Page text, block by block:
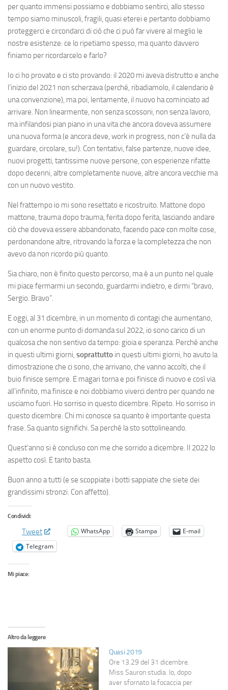
per quanto immensi possiamo e dobbiamo sentirci, allo stesso
tempo siamo minuscoli, fragili, quasi eterei e pertanto dobbiamo
proteggerci e circondarci di ciò che ci può far vivere al meglio le
nostre esistenze: ce lo ripetiamo spesso, ma quanto davvero
finiamo per ricordarcelo e farlo?
Io ci ho provato e ci sto provando: il 2020 mi aveva distrutto e anche
l’inizio del 2021 non scherzava (perché, ribadiamolo, il calendario è
una convenzione), ma poi, lentamente, il nuovo ha cominciato ad
arrivare. Non linearmente, non senza scossoni, non senza lavoro,
ma infilandosi pian piano in una vita che ancora doveva assumere
una nuova forma (e ancora deve, work in progress, non c’è nulla da
guardare, circolare, su!). Con tentativi, false partenze, nuove idee,
nuovi progetti, tantissime nuove persone, con esperienze rifatte
dopo decenni, altre completamente nuove, altre ancora vecchie ma
con un nuovo vestito.
Nel frattempo io mi sono resettato e ricostruito. Mattone dopo
mattone, trauma dopo trauma, ferita dopo ferita, lasciando andare
ciò che doveva essere abbandonato, facendo pace con molte cose,
perdonandone altre, ritrovando la forza e la completezza che non
avevo da non ricordo più quanto.
Sia chiaro, non è finito questo percorso, ma è a un punto nel quale
mi piace fermarmi un secondo, guardarmi indietro, e dirmi “bravo,
Sergio. Bravo”.
E oggi, al 31 dicembre, in un momento di contagi che aumentano,
con un enorme punto di domanda sul 2022, io sono carico di un
qualcosa che non sentivo da tempo: gioia e speranza. Perché anche
in questi ultimi giorni, soprattutto in questi ultimi giorni, ho avuto la
dimostrazione che ci sono, che arrivano, che vanno accolti, che il
buio finisce sempre. E magari torna e poi finisce di nuovo e così via
all’infinito, ma finisce e noi dobbiamo viverci dentro per quando ne
usciamo fuori. Ho sorriso in questo dicembre. Ripeto. Ho sorriso in
questo dicembre. Chi mi conosce sa quanto è importante questa
frase. Sa quanto significhi. Sa perché la sto sottolineando.
Quest’anno si è concluso con me che sorrido a dicembre. Il 2022 lo
aspetto così. E tanto basta.
Buon anno a tutti (e se scoppiate i botti sappiate che siete dei
grandissimi stronzi. Con affetto).
Condividi:
Tweet WhatsApp Stampa
E-mail
Telegram
Mi piace:
Altro da leggere
Quasi 2019
Ore 13.29 del 31 dicembre.
Miss Sauron studia. Io, dopo
aver sfornato la focaccia per